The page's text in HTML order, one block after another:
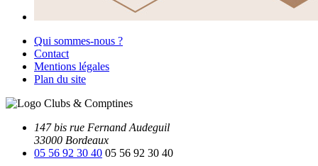
Qui sommes-nous ?
Contact
Mentions légales
Plan du site
147 bis rue Fernand Audeguil
33000 Bordeaux
05 56 92 30 40 05 56 92 30 40